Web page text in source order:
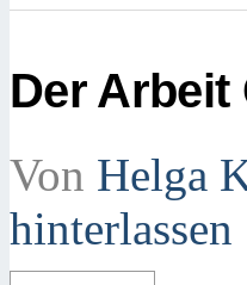
Der Arbeit
Von Helga
hinterlassen